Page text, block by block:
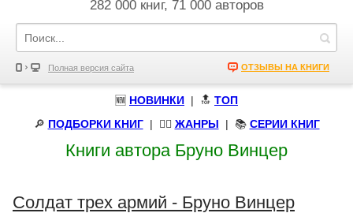
282 000 книг, 71 000 авторов
Полная версия сайта ОТЗЫВЫ НА КНИГИ
🆕 НОВИНКИ | 🔝 ТОП
🔎 ПОДБОРКИ КНИГ| 🧝‍♀️ ЖАНРЫ | 📚 СЕРИИ КНИГ
Книги автора Бруно Винцер
Солдат трех армий - Бруно Винцер